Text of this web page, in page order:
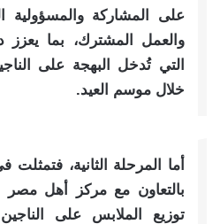
على المشاركة والمسؤولية
والعمل المشترك، بما يعزز
التي تُدخل البهجة على
خلال موسم العيد.
أما المرحلة الثانية،
بالتعاون مع مركز أهل مصر
توزيع الملابس على